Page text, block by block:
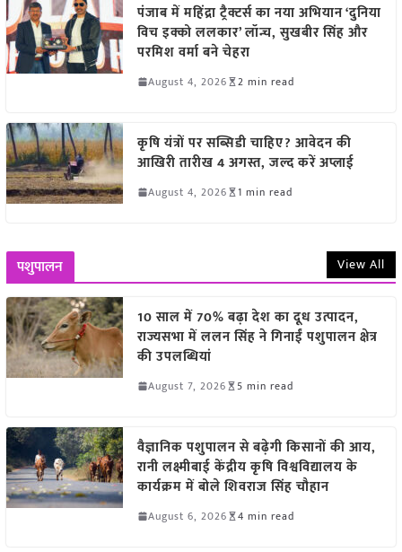
पंजाब में महिंद्रा ट्रैक्टर्स का नया अभियान ‘दुनिया
विच इक्को ललकार’ लॉन्च, सुखबीर सिंह और
परमिश वर्मा बने चेहरा
August 4, 2026 2 min read
कृषि यंत्रों पर सब्सिडी चाहिए? आवेदन की
आखिरी तारीख 4 अगस्त, जल्द करें अप्लाई
August 4, 2026 1 min read
पशुपालन View All
10 साल में 70% बढ़ा देश का दूध उत्पादन,
राज्यसभा में ललन सिंह ने गिनाईं पशुपालन क्षेत्र
की उपलब्धियां
August 7, 2026 5 min read
वैज्ञानिक पशुपालन से बढ़ेगी किसानों की आय,
रानी लक्ष्मीबाई केंद्रीय कृषि विश्वविद्यालय के
कार्यक्रम में बोले शिवराज सिंह चौहान
August 6, 2026 4 min read